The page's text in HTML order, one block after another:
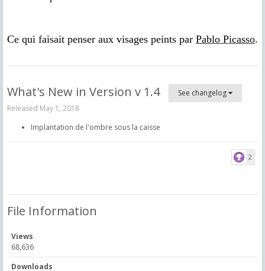
Ce qui faisait penser aux visages peints par Pablo Picasso.
What's New in Version v 1.4
See changelog
Released May 1, 2018
Implantation de l'ombre sous la caisse
2
File Information
Views
68,636
Downloads